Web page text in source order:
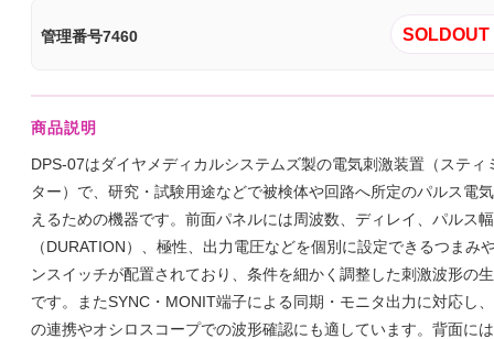
管理番号7460 SOLDOUT
商品説明
DPS-07はダイヤメディカルシステムズ製の電気刺激装置（スティ
ター）で、研究・試験用途などで被検体や回路へ所定のパルス電
えるための機器です。前面パネルには周波数、ディレイ、パルス幅
（DURATION）、極性、出力電圧などを個別に設定できるつまみ
ンスイッチが配置されており、条件を細かく調整した刺激波形の
です。またSYNC・MONIT端子による同期・モニタ出力に対応し
の連携やオシロスコープでの波形確認にも適しています。背面に